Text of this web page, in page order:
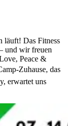
läuft! Das Fitness
und wir freuen
Peace &
Zuhause, das
erwartet uns